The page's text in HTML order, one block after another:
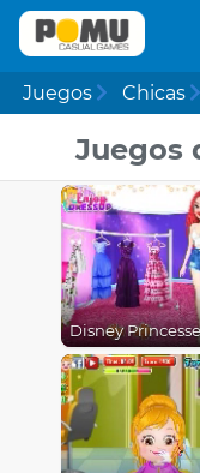
Juegos Chicas
Juegos